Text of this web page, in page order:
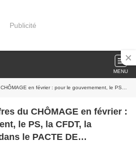
Publicité
MENU
le PS, la CFDT, la réponse se trouve dans le PACTE DE RESPONSABILITÉ, c'est-à-dire toujours plus pour les patrons !
du CHÔMAGE en février :
le PS, la CFDT, la
le PACTE DE